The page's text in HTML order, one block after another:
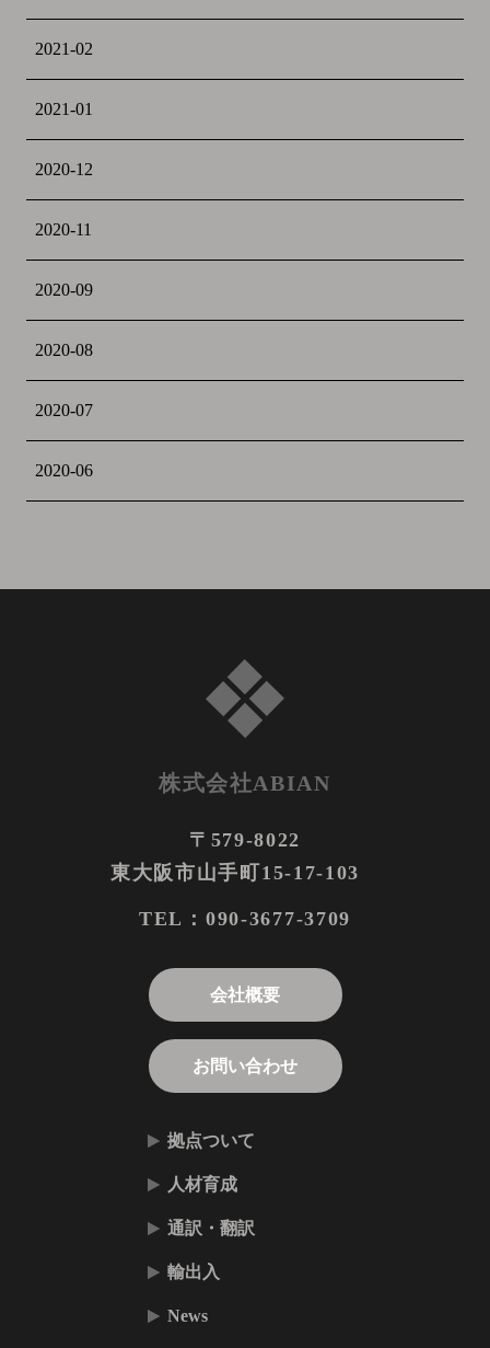
2021-02
2021-01
2020-12
2020-11
2020-09
2020-08
2020-07
2020-06
拠点ついて
人材育成
通訳・翻訳
輸出入
News
株式会社ABIAN
〒579-8022
東大阪市山手町15-17-103
TEL： 090-3677-3709
会社概要
お問い合わせ